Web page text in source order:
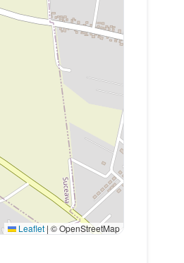
Leaflet | © OpenStreetMap